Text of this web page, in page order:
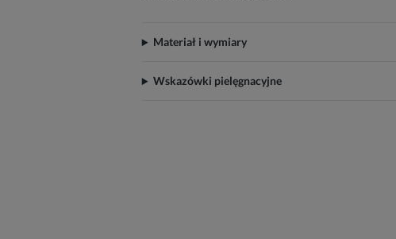
Materiał i wymiary
Wskazówki pielęgnacyjne